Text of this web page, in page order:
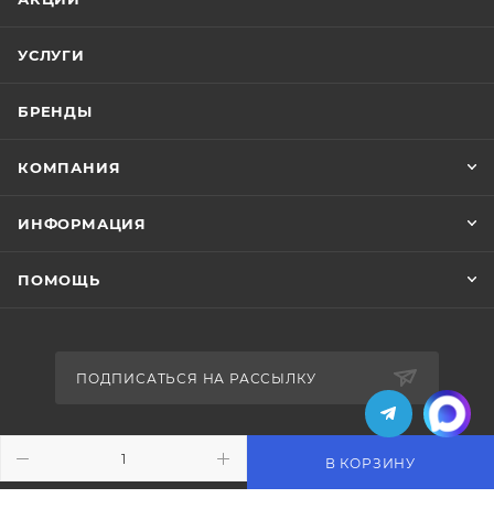
В КОРЗИНУ
УСЛУГИ
БРЕНДЫ
КОМПАНИЯ
ИНФОРМАЦИЯ
ПОМОЩЬ
ПОДПИСАТЬСЯ НА РАССЫЛКУ
+7 (495) 771-02-91